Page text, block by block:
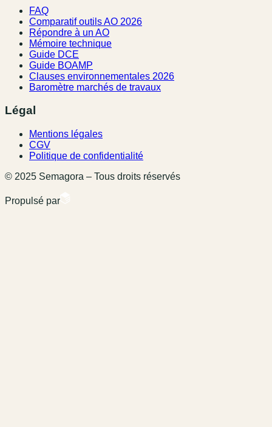
FAQ
Comparatif outils AO 2026
Répondre à un AO
Mémoire technique
Guide DCE
Guide BOAMP
Clauses environnementales 2026
Baromètre marchés de travaux
Légal
Mentions légales
CGV
Politique de confidentialité
© 2025 Semagora – Tous droits réservés
Propulsé par